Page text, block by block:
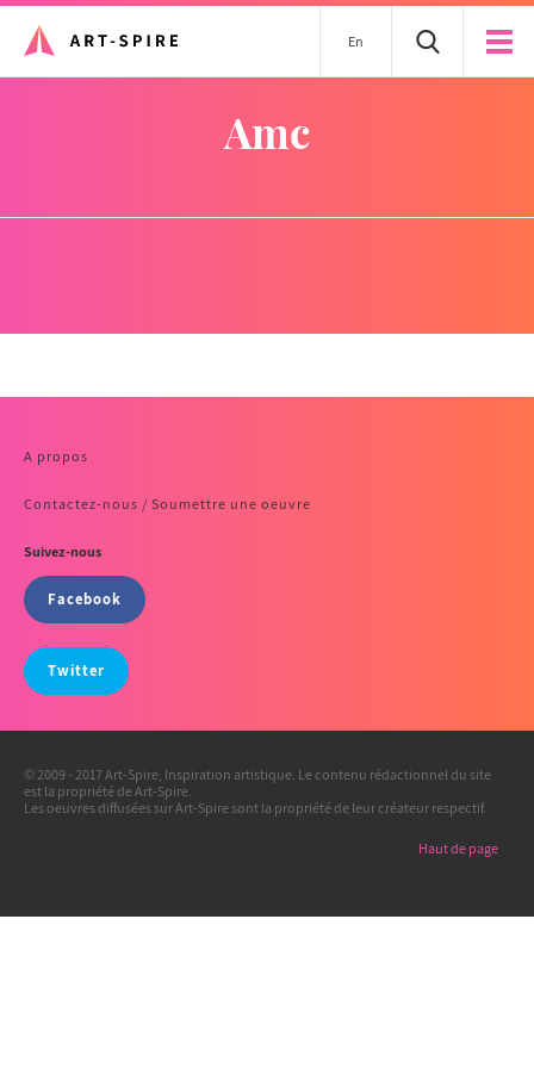
En
amc
A propos
Contactez-nous / Soumettre une oeuvre
Suivez-nous
Facebook
Twitter
© 2009 - 2017 Art-Spire, Inspiration artistique. Le contenu rédactionnel du site
est la propriété de Art-Spire.
Les oeuvres diffusées sur Art-Spire sont la propriété de leur créateur respectif.
Haut de page